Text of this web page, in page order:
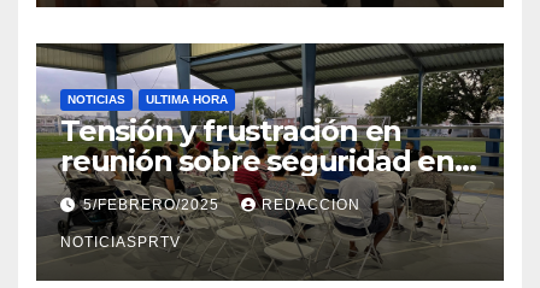
NOTICIAS ULTIMA HORA
Tensión y frustración en
reunión sobre seguridad en
Reparto Metropolitano
5/FEBRERO/2025 REDACCION
NOTICIASPRTV